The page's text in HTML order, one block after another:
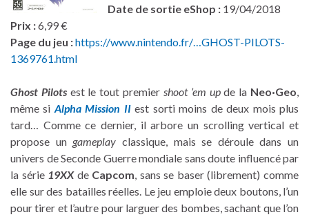
Date de sortie eShop : 19/04/2018
Prix :6,99 €
Page du jeu :https://www.nintendo.fr/…GHOST-PILOTS-
1369761.html
Ghost Pilots est le tout premier shoot ’em upde la Neo·Geo,
même si Alpha Mission IIest sorti moins de deux mois plus
tard… Comme ce dernier, il arbore un scrolling vertical et
propose un gameplay classique, mais se déroule dans un
univers de Seconde Guerre mondiale sans doute influencé par
la série 19XXde Capcom, sans se baser (librement) comme
elle sur des batailles réelles. Le jeu emploie deux boutons, l’un
pour tirer et l’autre pour larguer des bombes, sachant que l’on